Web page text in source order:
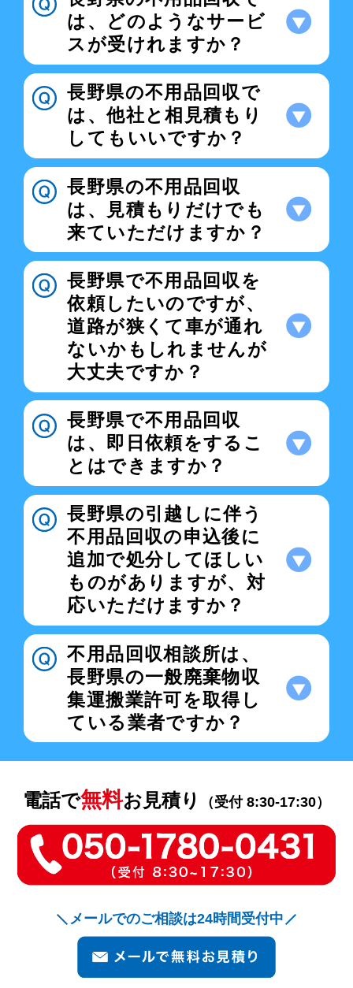
は、どのようなサービ
スが受けれますか？
長野県の不用品回収で
は、他社と相見積もり
してもいいですか？
長野県の不用品回収
は、見積もりだけでも
来ていただけますか？
長野県で不用品回収を
依頼したいのですが、
道路が狭くて車が通れ
ないかもしれませんが
大丈夫ですか？
長野県で不用品回収
は、即日依頼をするこ
とはできますか？
長野県の引越しに伴う
不用品回収の申込後に
追加で処分してほしい
ものがありますが、対
応いただけますか？
不用品回収相談所は、
長野県の一般廃棄物収
集運搬業許可を取得し
ている業者ですか？
電話で無料お見積り （受付 8:30-17:30）
メールでのご相談は24時間受付中